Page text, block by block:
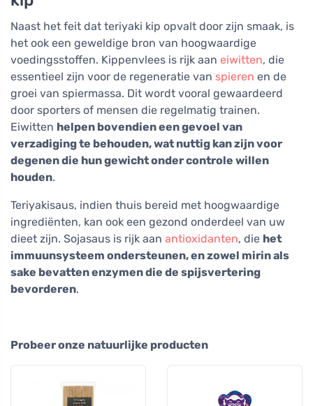
Naast het feit dat teriyaki kip opvalt door zijn smaak, is
het ook een geweldige bron van hoogwaardige
voedingsstoffen. Kippenvlees is rijk aan eiwitten, die
essentieel zijn voor de regeneratie van spieren en de
groei van spiermassa. Dit wordt vooral gewaardeerd
door sporters of mensen die regelmatig trainen.
Eiwitten helpen bovendien een gevoel van
verzadiging te behouden, wat nuttig kan zijn voor
degenen die hun gewicht onder controle willen
houden.
Teriyakisaus, indien thuis bereid met hoogwaardige
ingrediënten, kan ook een gezond onderdeel van uw
dieet zijn. Sojasaus is rijk aan antioxidanten, die het
immuunsysteem ondersteunen, en zowel mirin als
sake bevatten enzymen die de spijsvertering
bevorderen.
Probeer onze natuurlijke producten